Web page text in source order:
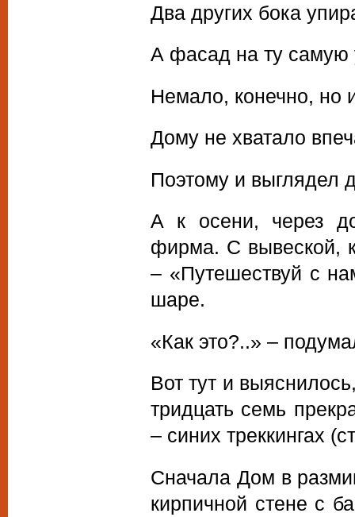
Два других бока
А фасад на ту
Немало, конечно, но
Дому не хватало
Поэтому и выглядел
А к осени, через
фирма. С вывеской,
– «Путешествуй с
шаре.
«Как это?..» –
Вот тут и
тридцать семь
– синих треккингах
Сначала Дом в
кирпичной стене с